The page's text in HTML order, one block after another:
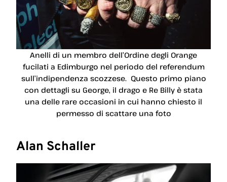
Anelli di un membro dell’Ordine degli Orange
fucilati a Edimburgo nel periodo del referendum
sull’indipendenza scozzese. Questo primo piano
con dettagli su George, il drago e Re Billy è stata
una delle rare occasioni in cui hanno chiesto il
permesso di scattare una foto
Alan Schaller